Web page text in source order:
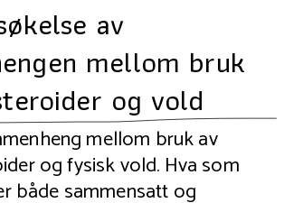
av
mellom bruk
og vold
mellom bruk av
og fysisk vold. Hva som
både sammensatt og